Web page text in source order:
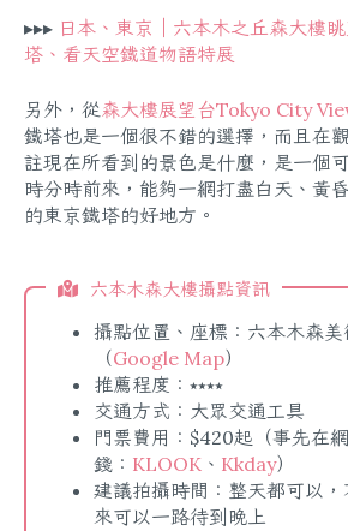
▸▸▸ 日本、東京｜六本木之丘森大樓
塔、看天空鐵道物語特展
另外，從森大樓展望台Tokyo City
鐵塔也是一個很不錯的選擇，而且在
註現在所看到的景色是什麼，是一個
時分時前來，能夠一網打盡白天、黃
的東京鐵塔的好地方。
六本木森大樓攝點資訊
攝點位置、座標：六本木森美
（Google Map）
推薦程度：⭑⭑⭑⭑
交通方式：大眾交通工具
門票費用：$420起（事先在
錢： KLOOK 、 Kkday）
建議拍攝時間：整天都可以，
來可以一路待到晚上